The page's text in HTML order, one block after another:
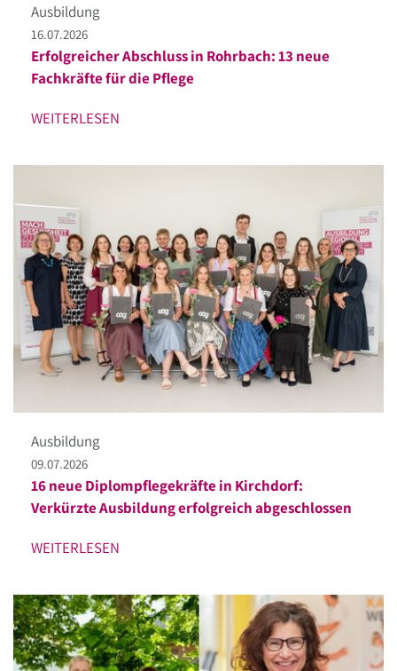
Ausbildung
16.07.2026
Erfolgreicher Abschluss in Rohrbach: 13 neue
Fachkräfte für die Pflege
WEITERLESEN
Ausbildung
09.07.2026
16 neue Diplompflegekräfte in Kirchdorf:
Verkürzte Ausbildung erfolgreich abgeschlossen
WEITERLESEN